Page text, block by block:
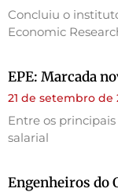
Concluiu o
Economic
EPE: Marcada
21 de setembro de
Entre os
salarial
Engenheiros do